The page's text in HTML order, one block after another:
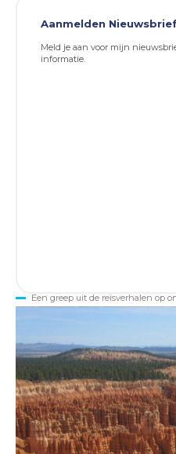
Aanmelden
Meld je aan voor mijn
informatie.
Een greep uit de reisverhalen op